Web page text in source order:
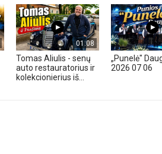
01:08
Tomas Aliulis - senų
auto restauratorius ir
kolekcionierius iš...
„Punelė"
2026 07 06